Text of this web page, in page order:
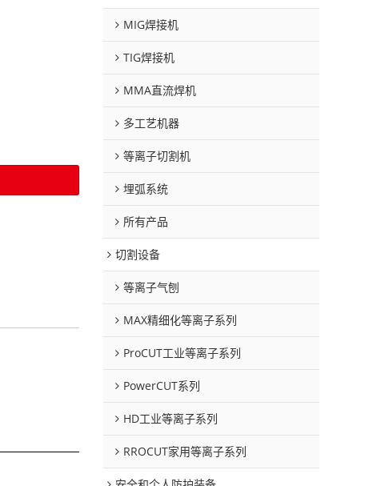
MIG焊接机
TIG焊接机
MMA直流焊机
多工艺机器
等离子切割机
埋弧系统
所有产品
切割设备
等离子气刨
MAX精细化等离子系列
ProCUT工业等离子系列
PowerCUT系列
HD工业等离子系列
RROCUT家用等离子系列